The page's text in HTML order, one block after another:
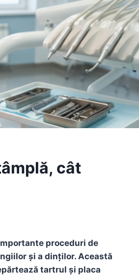
cât
proceduri de
și a dinților. Această
tartrul și placa